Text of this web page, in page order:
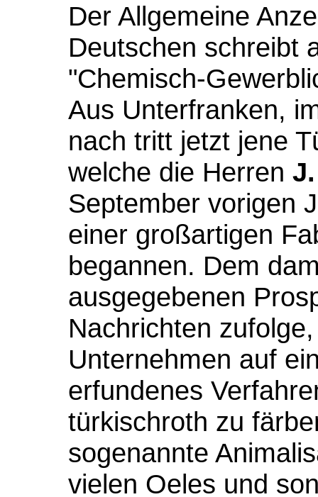
Der Allgemeine
Deutschen schreibt
"Chemisch-
Aus Unterfranken,
nach tritt jetzt jene
welche die Herren
September vorigen
einer großartigen
begannen. Dem
ausgegebenen
Nachrichten
Unternehmen auf
erfundenes
türkischroth zu
sogenannte
vielen Oeles und